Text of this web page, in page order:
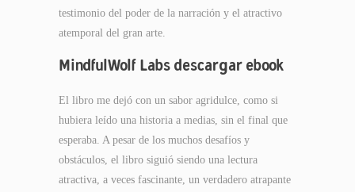
testimonio del poder de la narración y el atractivo
atemporal del gran arte.
MindfulWolf Labs descargar ebook
El libro me dejó con un sabor agridulce, como si
hubiera leído una historia a medias, sin el final que
esperaba. A pesar de los muchos desafíos y
obstáculos, el libro siguió siendo una lectura
atractiva, a veces fascinante, un verdadero atrapante